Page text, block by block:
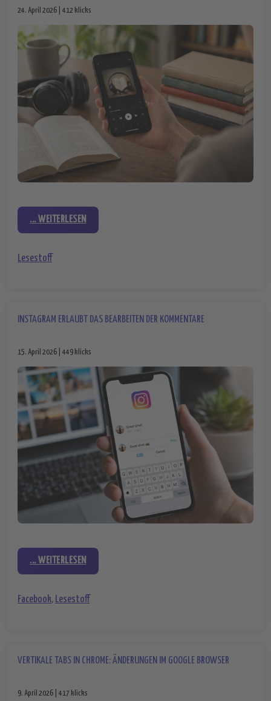
24. April 2026 | 412 klicks
... WEITERLESEN
Lesestoff
INSTAGRAM ERLAUBT DAS BEARBEITEN DER KOMMENTARE
15. April 2026 | 449 klicks
... WEITERLESEN
Facebook, Lesestoff
VERTIKALE TABS IN CHROME: ÄNDERUNGEN IM GOOGLE BROWSER
9. April 2026 | 417 klicks